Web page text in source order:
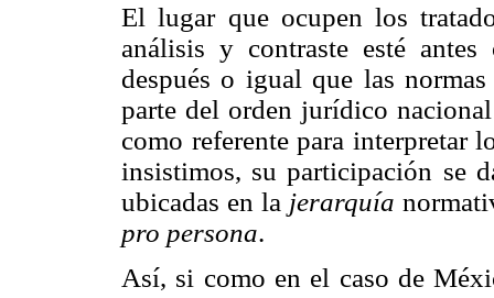
El lugar que ocupen los
análisis y contraste esté
después o igual que las
parte del orden jurídico
como referente para interpretar
insistimos, su participación se
ubicadas en la jerarquía
pro persona.
Así, si como en el caso de